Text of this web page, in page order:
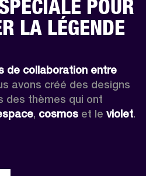
POUR
LA LÉGENDE
de collaboration entre
des thèmes qui ont
, cosmos et le violet.